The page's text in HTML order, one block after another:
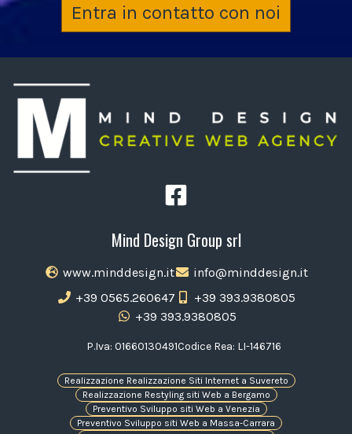
Entra in contatto con noi
Mind Design Group srl
www.minddesign.it
info@minddesign.it
+39 0565.260647
+39 393.9380805
+39 393.9380805
P.Iva: 01660130491Codice Rea: LI-146716
Realizzazione Realizzazione Siti Internet a Suvereto
Realizzazione Restyling siti Web a Bergamo
Preventivo Sviluppo siti Web a Venezia
Preventivo Sviluppo siti Web a Massa-Carrara